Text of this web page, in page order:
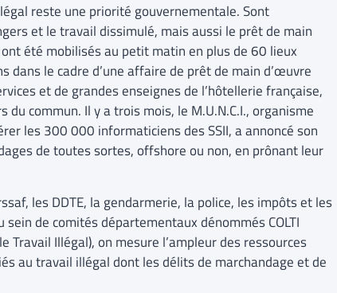
reste une priorité gouvernementale. Sont
et le travail dissimulé, mais aussi le prêt de main
été mobilisés au petit matin en plus de 60 lieux
le cadre d’une affaire de prêt de main d’œuvre
et de grandes enseignes de l’hôtellerie française,
commun. Il y a trois mois, le M.U.N.C.I., organisme
les 300 000 informaticiens des SSII, a annoncé son
de toutes sortes, offshore ou non, en prônant leur
les DDTE, la gendarmerie, la police, les impôts et les
de comités départementaux dénommés COLTI
Travail Illégal), on mesure l’ampleur des ressources
au travail illégal dont les délits de marchandage et de